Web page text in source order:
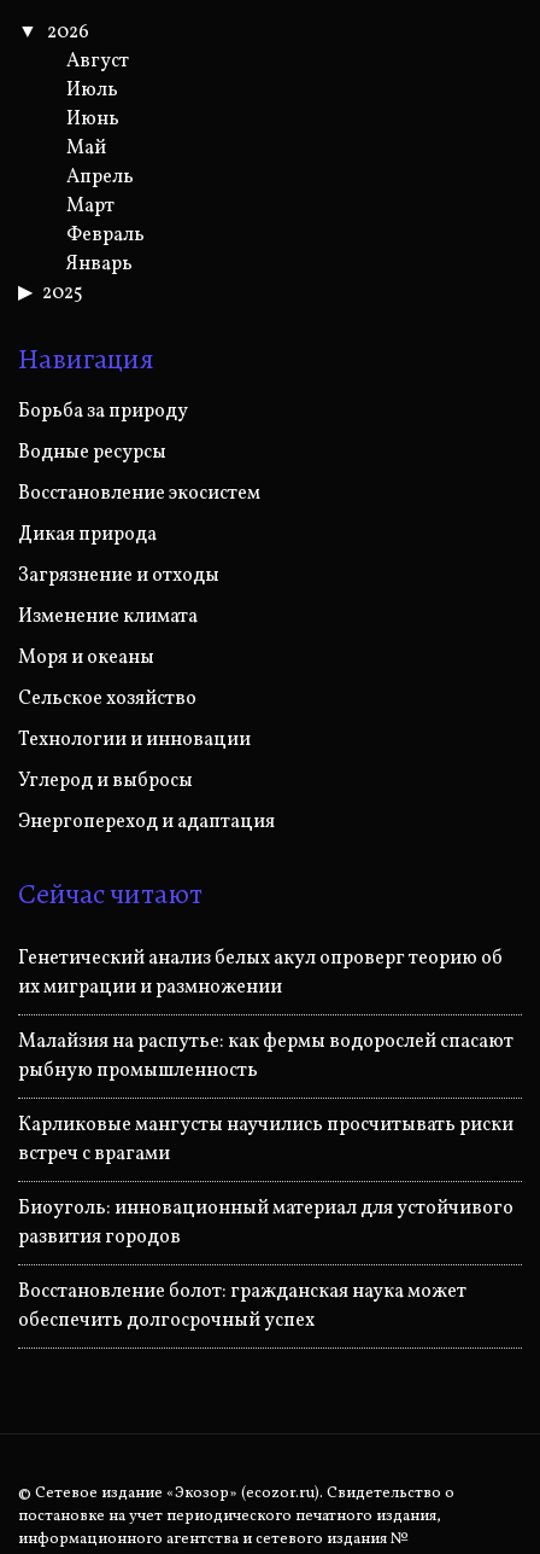
2026
Август
Июль
Июнь
Май
Апрель
Март
Февраль
Январь
2025
Навигация
Борьба за природу
Водные ресурсы
Восстановление экосистем
Дикая природа
Загрязнение и отходы
Изменение климата
Моря и океаны
Сельское хозяйство
Технологии и инновации
Углерод и выбросы
Энергопереход и адаптация
Сейчас читают
Генетический анализ белых акул опроверг теорию об
их миграции и размножении
Малайзия на распутье: как фермы водорослей спасают
рыбную промышленность
Карликовые мангусты научились просчитывать риски
встреч с врагами
Биоуголь: инновационный материал для устойчивого
развития городов
Восстановление болот: гражданская наука может
обеспечить долгосрочный успех
© Сетевое издание «Экозор» (ecozor.ru). Свидетельство о
постановке на учет периодического печатного издания,
информационного агентства и сетевого издания №